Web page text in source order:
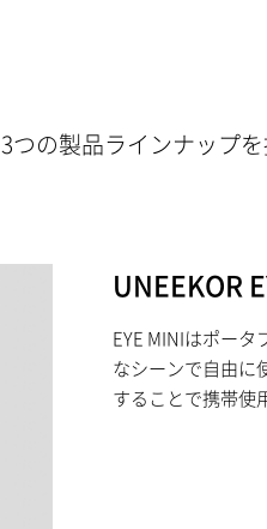
つの製品ラインナップ
UNEEKOR
EYE MINIはポー
なシーンで自由に
することで携帯使